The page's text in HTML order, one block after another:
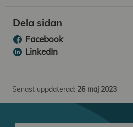
Dela sidan
Facebook
LinkedIn
Senast uppdaterad: 26 maj 2023